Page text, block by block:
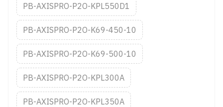
PB-AXISPRO-P2O-KPL550D1
PB-AXISPRO-P2O-K69-450-10
PB-AXISPRO-P2O-K69-500-10
PB-AXISPRO-P2O-KPL300A
PB-AXISPRO-P2O-KPL350A